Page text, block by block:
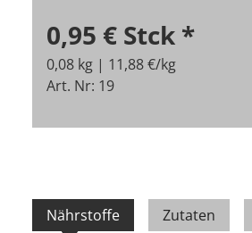
0,95 € Stck *
0,08 kg | 11,88 €/kg
Art. Nr: 19
Nährstoffe Zutaten